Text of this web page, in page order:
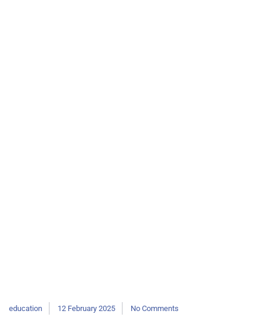
education 12 February 2025 No Comments